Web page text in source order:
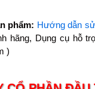
phẩm: Hướng dẫn
hãng, Dụng cụ hỗ
)